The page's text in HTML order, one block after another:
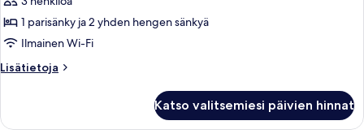
Perhehuone
(2
Adults
+
1
kuvat
1 parisänky ja 2 yhden hengen sänkyä
Ilmainen Wi-Fi
Lisätietoja
Lisätietoja
Adults
Katso valitsemiesi päivien hinnat